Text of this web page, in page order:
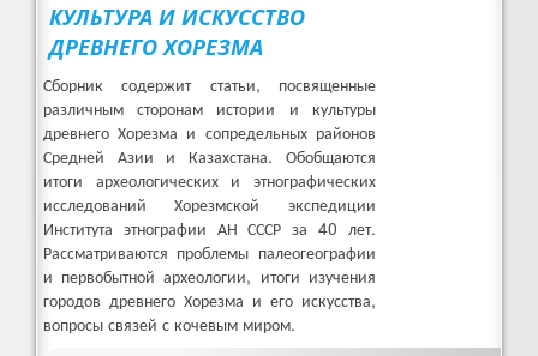
КУЛЬТУРА И ИСКУССТВО
ДРЕВНЕГО ХОРЕЗМА
Сборник содержит статьи, посвященные
различным сторонам истории и культуры
древнего Хорезма и сопредельных районов
Средней Азии и Казахстана. Обобщаются
итоги археологических и этнографических
исследований Хорезмской экспедиции
Института этнографии АН СССР за 40 лет.
Рассматриваются проблемы палеогеографии
и первобытной археологии, итоги изучения
городов древнего Хорезма и его искусства,
вопросы связей с кочевым миром.